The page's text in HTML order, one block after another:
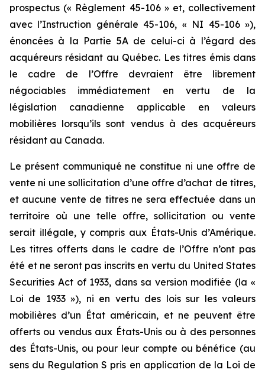
prospectus (« Règlement 45-106 » et, collectivement
avec l’Instruction générale 45-106, « NI 45-106 »),
énoncées à la Partie 5A de celui-ci à l’égard des
acquéreurs résidant au Québec. Les titres émis dans
le cadre de l’Offre devraient être librement
négociables immédiatement en vertu de la
législation canadienne applicable en valeurs
mobilières lorsqu’ils sont vendus à des acquéreurs
résidant au Canada.
Le présent communiqué ne constitue ni une offre de
vente ni une sollicitation d’une offre d’achat de titres,
et aucune vente de titres ne sera effectuée dans un
territoire où une telle offre, sollicitation ou vente
serait illégale, y compris aux États-Unis d’Amérique.
Les titres offerts dans le cadre de l’Offre n’ont pas
été et ne seront pas inscrits en vertu du United States
Securities Act of 1933, dans sa version modifiée (la «
Loi de 1933 »), ni en vertu des lois sur les valeurs
mobilières d’un État américain, et ne peuvent être
offerts ou vendus aux États-Unis ou à des personnes
des États-Unis, ou pour leur compte ou bénéfice (au
sens du Regulation S pris en application de la Loi de